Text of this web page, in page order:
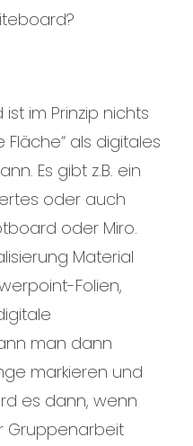
im Prinzip nichts
als digitales
Es gibt z.B. ein
oder auch
oder Miro.
Material
Folien,
man dann
markieren und
es dann, wenn
Gruppenarbeit